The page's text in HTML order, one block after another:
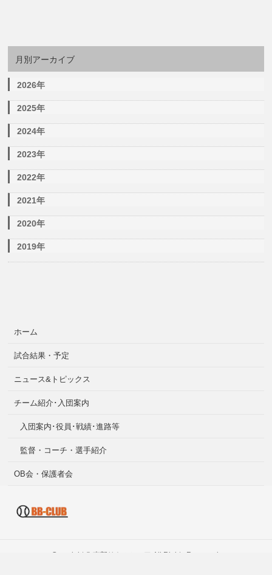
月別アーカイブ
2026年
2025年
2024年
2023年
2022年
2021年
2020年
2019年
ホーム
試合結果・予定
ニュース&トピックス
チーム紹介･入団案内
入団案内･役員･戦績･進路等
監督・コーチ・選手紹介
OB会・保護者会
Copyright © 南部リトルシニア All Rights Reserved.